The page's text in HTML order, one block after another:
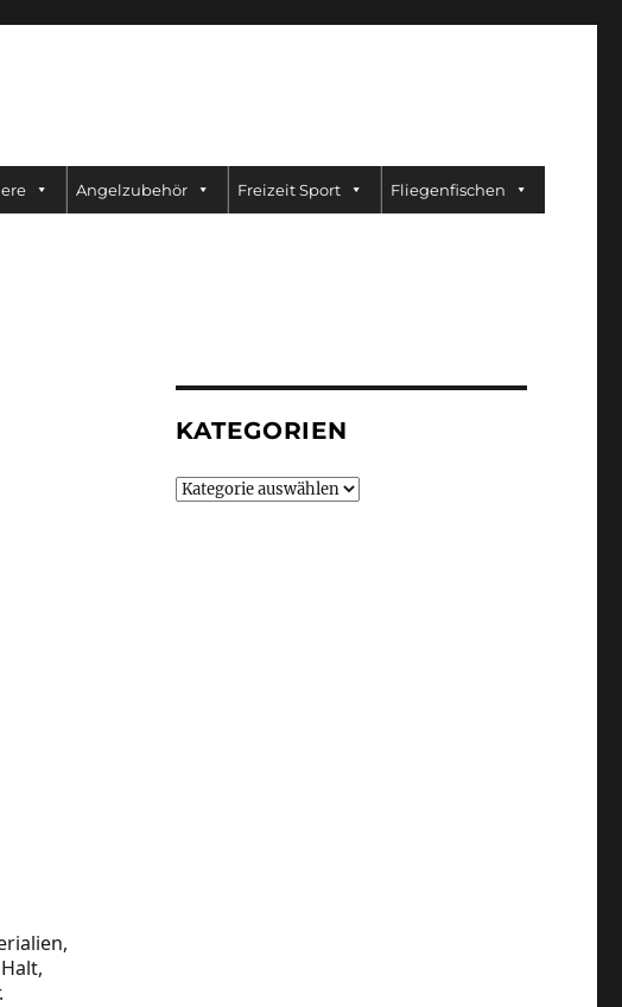
Angelzubehör Freizeit Sport Fliegenfischen
KATEGORIEN
Kategorien